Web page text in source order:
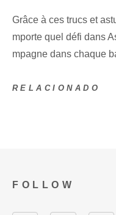
Grâce à ces trucs et
mporte quel défi dans
mpagne dans chaque
RELACIONADO
FOLLOW